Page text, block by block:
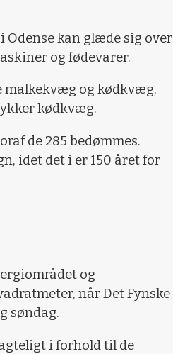
Odense kan glæde sig over
og fødevarer.
malkekvæg og kødkvæg,
kødkvæg.
de 285 bedømmes.
idet det i er 150 året for
og
når Det Fynske
søndag.
i forhold til de